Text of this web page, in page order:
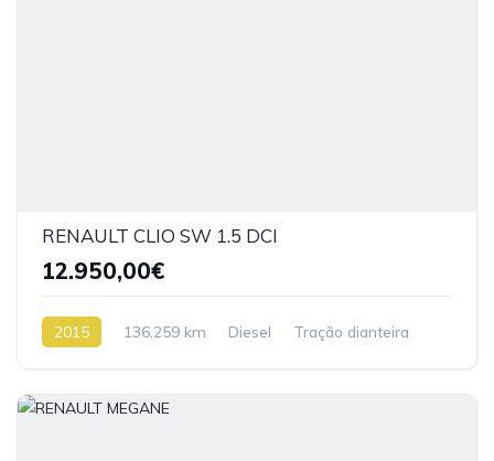
RENAULT CLIO SW 1.5 DCI
12.950,00€
2015 136.259 km Diesel Tração dianteira